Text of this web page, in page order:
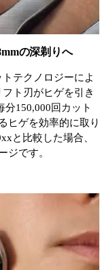
の深剃りへ
テクノロジーによ
ト刃がヒゲを引き
150,000回カット
ヒゲを効率的に取り
と比較した場合、
ジです。